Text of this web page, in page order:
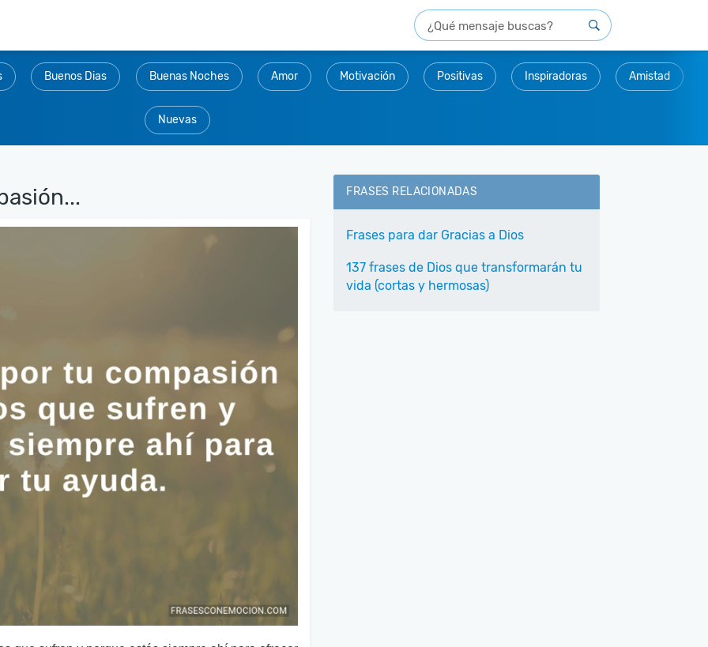
Buenos Dias Buenas Noches Amor Motivación Positivas Inspiradoras Amistad
Nuevas
FRASES RELACIONADAS
Frases para dar Gracias a Dios
137 frases de Dios que transformarán tu
vida (cortas y hermosas)